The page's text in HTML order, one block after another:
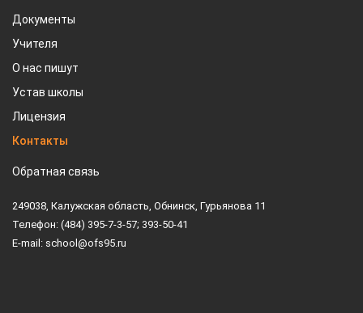
Документы
Учителя
О нас пишут
Устав школы
Лицензия
Контакты
Обратная связь
249038, Калужская область, Обнинск, Гурьянова 11
Телефон: (484) 395-7-3-57; 393-50-41
E-mail: school@ofs95.ru